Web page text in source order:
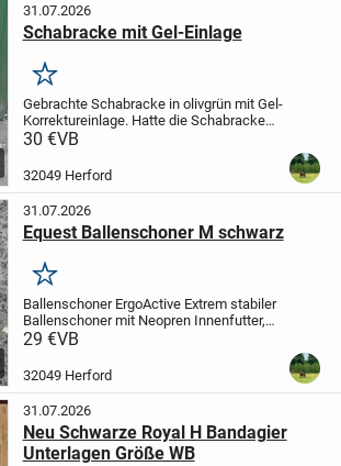
31.07.2026
Schabracke mit Gel-Einlage
Merken
Gebrachte Schabracke in olivgrün mit Gel-
Korrektureinlage. Hatte die Schabracke
unter einem VSD Sattel mit 17 und 18
vorhanden. Da die neue EU-Richtlinie...
30 €VB
32049 Herford
31.07.2026
Equest Ballenschoner M schwarz
Merken
Ballenschoner ErgoActive Extrem stabiler
Ballenschoner mit Neopren Innenfutter,
schützt den Hufballen vor Tritt- und
anatomischen Schnitt sowie dem starken
29 €VB
32049 Herford
31.07.2026
Neu Schwarze Royal H Bandagier
Unterlagen Größe WB